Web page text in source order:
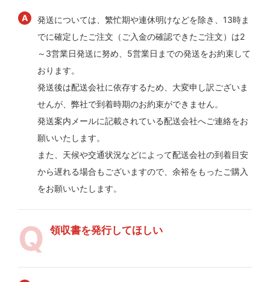
発送については、繁忙期や連休明けなどを除き、13時ま
でに確定したご注文（ご入金の確認できたご注文）は2
～3営業日発送に努め、5営業日までの発送をお約束して
おります。
発送後は配送会社に依存するため、大変申し訳ございま
せんが、弊社で到着時期のお約束ができません。
発送案内メールに記載されている配送会社へご連絡をお
願いいたします。
また、天候や交通状況などによって配送会社の到着目安
から遅れる場合もございますので、余裕をもったご購入
をお願いいたします。
領収書を発行してほしい